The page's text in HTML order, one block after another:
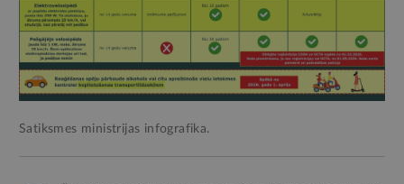
Satiksmes ministrijas infografika.